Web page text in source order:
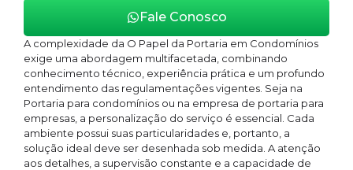
Fale Conosco
A complexidade da O Papel da Portaria em Condomínios
exige uma abordagem multifacetada, combinando
conhecimento técnico, experiência prática e um profundo
entendimento das regulamentações vigentes. Seja na
Portaria para condomínios ou na empresa de portaria para
empresas, a personalização do serviço é essencial. Cada
ambiente possui suas particularidades e, portanto, a
solução ideal deve ser desenhada sob medida. A atenção
aos detalhes, a supervisão constante e a capacidade de